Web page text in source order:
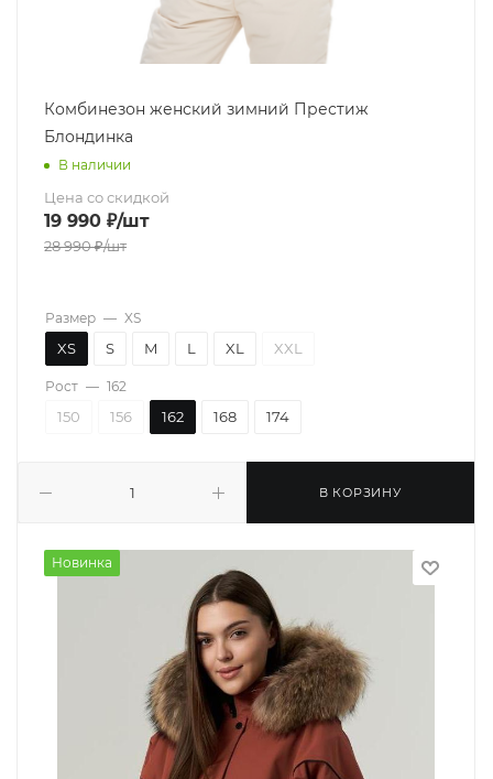
Комбинезон женский зимний Престиж
Блондинка
В наличии
Цена со скидкой
19 990 ₽/шт
28 990₽/шт
В КОРЗИНУ
Размер — XS
XS S M L XL XXL
Рост — 162
150 156 162 168 174
Новинка